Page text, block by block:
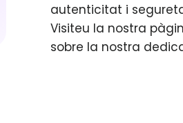
autenticitat i
Visiteu la nostra
sobre la nostra